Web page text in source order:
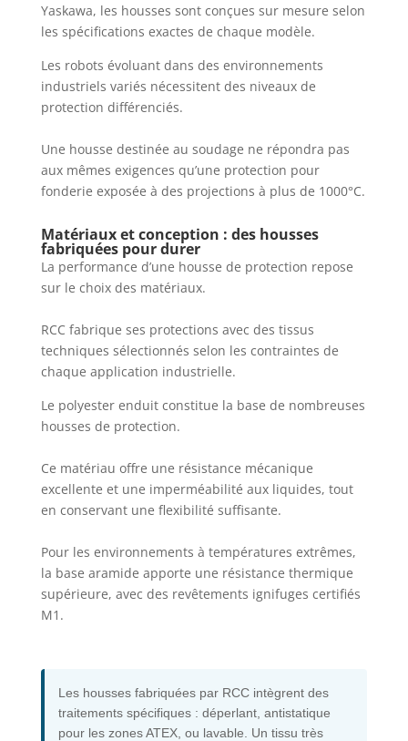
Yaskawa, les housses sont conçues sur mesure selon
les spécifications exactes de chaque modèle.
Les robots évoluant dans des environnements
industriels variés nécessitent des niveaux de
protection différenciés.
Une housse destinée au soudage ne répondra pas
aux mêmes exigences qu’une protection pour
fonderie exposée à des projections à plus de 1000°C.
Matériaux et conception : des housses
fabriquées pour durer
La performance d’une housse de protection repose
sur le choix des matériaux.
RCC fabrique ses protections avec des tissus
techniques sélectionnés selon les contraintes de
chaque application industrielle.
Le polyester enduit constitue la base de nombreuses
housses de protection.
Ce matériau offre une résistance mécanique
excellente et une imperméabilité aux liquides, tout
en conservant une flexibilité suffisante.
Pour les environnements à températures extrêmes,
la base aramide apporte une résistance thermique
supérieure, avec des revêtements ignifuges certifiés
M1.
Les housses fabriquées par RCC intègrent des
traitements spécifiques : déperlant, antistatique
pour les zones ATEX, ou lavable. Un tissu très